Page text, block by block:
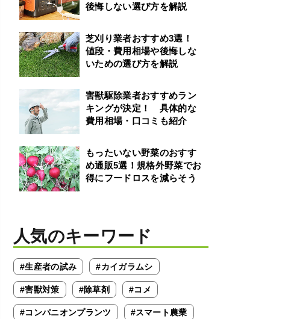
後悔しない選び方を解説
芝刈り業者おすすめ3選！
値段・費用相場や後悔しな
いための選び方を解説
害獣駆除業者おすすめラン
キングが決定！ 具体的な
費用相場・口コミも紹介
もったいない野菜のおすす
め通販5選！規格外野菜でお
得にフードロスを減らそう
人気のキーワード
#生産者の試み #カイガラムシ
#害獣対策 #除草剤 #コメ
#コンパニオンプランツ #スマート農業